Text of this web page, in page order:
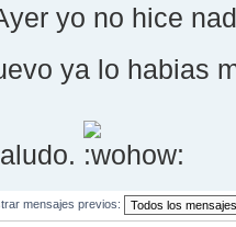
yo no hice
ya lo habias
mensajes previos: